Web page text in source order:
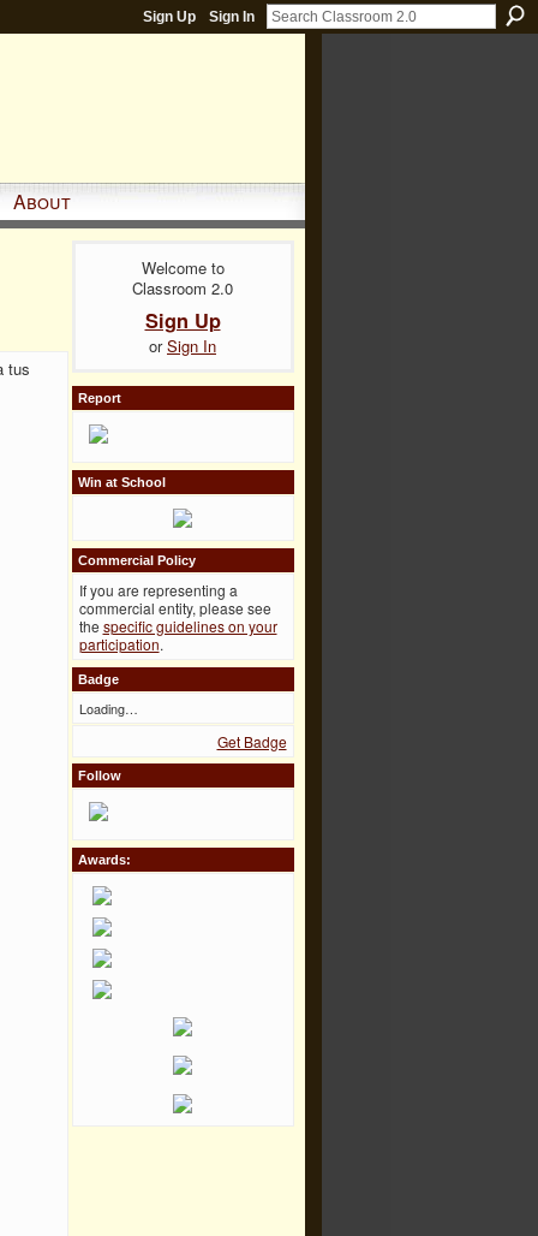
Sign Up Sign In
About
tus
Welcome to
Classroom 2.0
Sign Up
orSign In
Report
Win at School
Commercial Policy
If you are representing a
commercial entity, please see
the specific guidelines on your
participation.
Badge
Loading…
Get Badge
Follow
Awards: